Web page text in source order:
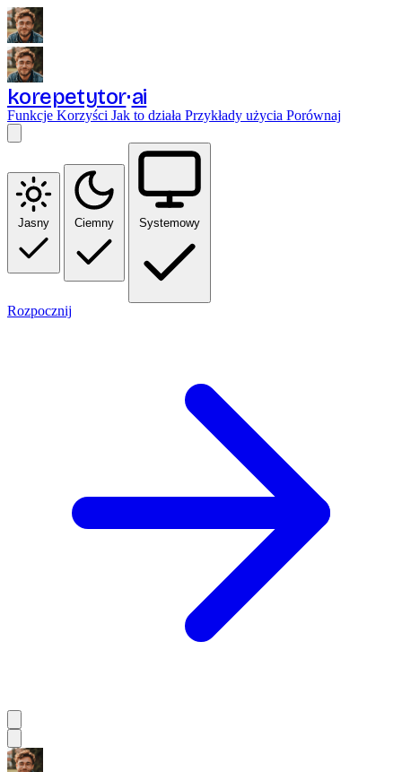
korepetytor ai
Funkcje Korzyści Jak to działa Przykłady użycia Porównaj
Jasny Ciemny Systemowy
Rozpocznij